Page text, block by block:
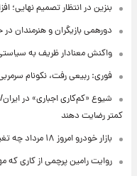
بنزین در انتظار تصمیم نهایی؛
دورهمی بازیگران و هنرمندان
واکنش معنادار ظریف به
فوری: ربیعی رفت، نکونام
شیوع «کم‌کاری اجباری» در
کمتر رضایت دهند
بازار خودرو امروز ۱۸ مرداد چه تغییری کرد؟ +جدول
روایت رامین پرچمی از کاری که